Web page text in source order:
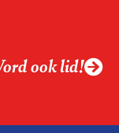
ook lid!